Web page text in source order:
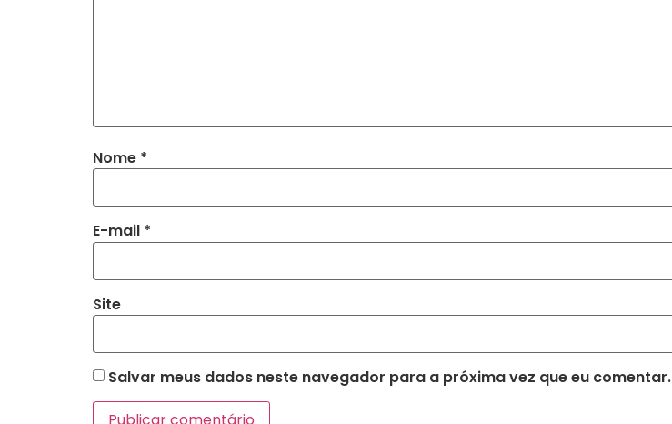
Nome *
E-mail *
Site
Salvar meus dados neste navegador para a próxima vez que eu comentar.